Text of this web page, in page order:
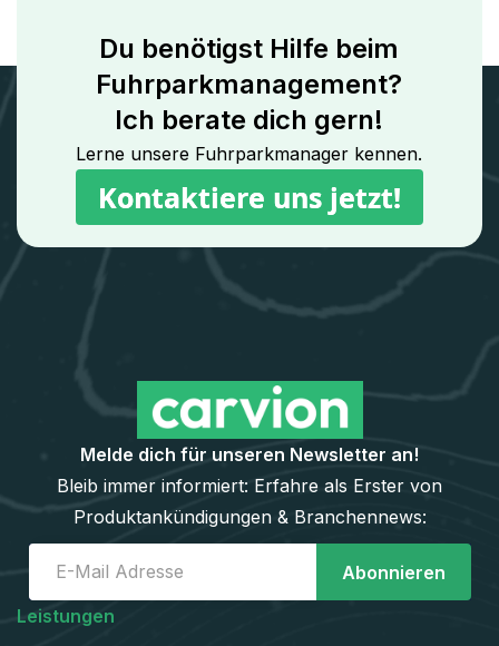
Du benötigst Hilfe beim
Fuhrparkmanagement?
Ich berate dich gern!
Lerne unsere Fuhrparkmanager kennen.
Kontaktiere uns jetzt!
Kontaktiere uns jetzt!
Melde dich für unseren Newsletter an!
Bleib immer informiert: Erfahre als Erster von
Produktankündigungen & Branchennews:
Leistungen